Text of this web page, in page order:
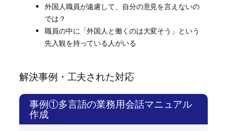
外国人職員が遠慮して、自分の意見を言えないの
では？
職員の中に「外国人と働くのは大変そう」という
先入観を持っている人がいる
解決事例・工夫された対応
事例①多言語の業務用会話マニュアル
作成